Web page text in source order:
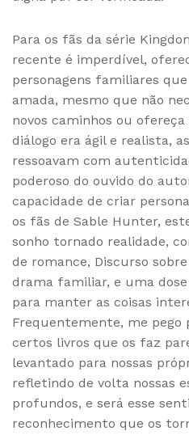
Para os fãs da série
recente é imperdível,
personagens familiares
amada, mesmo que não
novos caminhos ou ofereça
diálogo era ágil e realista,
ressoavam com
poderoso do ouvido do
capacidade de criar
os fãs de Sable Hunter,
sonho tornado realidade,
de romance, Discurso
drama familiar, e uma
para manter as coisas
Frequentemente, me pego
certos livros que os faz
levantado para nossas
refletindo de volta nossas
profundos, e será esse
reconhecimento que os